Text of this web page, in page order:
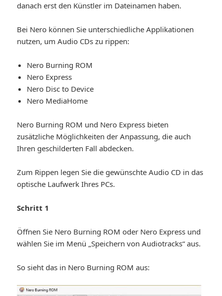
danach erst den Künstler im Dateinamen haben.
Bei Nero können Sie unterschiedliche Applikationen
nutzen, um Audio CDs zu rippen:
Nero Burning ROM
Nero Express
Nero Disc to Device
Nero MediaHome
Nero Burning ROM und Nero Express bieten
zusätzliche Möglichkeiten der Anpassung, die auch
Ihren geschilderten Fall abdecken.
Zum Rippen legen Sie die gewünschte Audio CD in das
optische Laufwerk Ihres PCs.
Schritt 1
Öffnen Sie Nero Burning ROM oder Nero Express und
wählen Sie im Menü „Speichern von Audiotracks“ aus.
So sieht das in Nero Burning ROM aus: